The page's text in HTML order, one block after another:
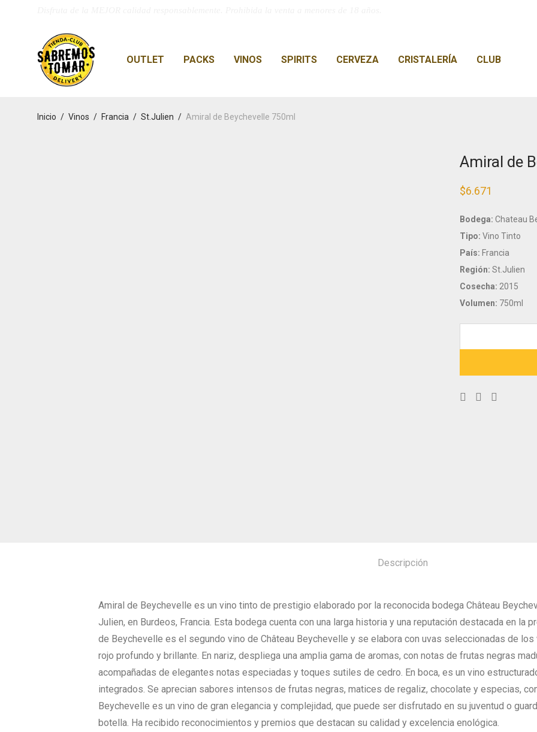
OUTLET PACKS VINOS SPIRITS CERVEZA CRISTALERÍA CLUB
Inicio / Vinos / Francia / St.Julien / Amiral de Beychevelle 750ml
Amiral de
$6.671
Bodega: Chateau
Tipo: Vino Tinto
País: Francia
Región: St.Julien
Cosecha: 2015
Volumen: 750ml
Descripción
Amiral de Beychevelle es un vino tinto de prestigio elaborado por la reconocida bodega Château
Julien, en Burdeos, Francia. Esta bodega cuenta con una larga historia y una reputación destacada en la
de Beychevelle es el segundo vino de Château Beychevelle y se elabora con uvas seleccionadas de
rojo profundo y brillante. En nariz, despliega una amplia gama de aromas, con notas de frutas negras
acompañadas de elegantes notas especiadas y toques sutiles de cedro. En boca, es un vino
integrados. Se aprecian sabores intensos de frutas negras, matices de regaliz, chocolate y especias,
Beychevelle es un vino de gran elegancia y complejidad, que puede ser disfrutado en su juventud o
botella. Ha recibido reconocimientos y premios que destacan su calidad y excelencia enológica.